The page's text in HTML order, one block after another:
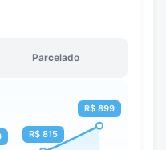
Parcelado